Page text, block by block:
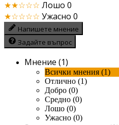
★★☆☆☆ Лошо 0
★☆☆☆☆ Ужасно 0
Напишете мнение
Задайте въпрос
Мнение (1)
Всички мнения (1)
Отлично (1)
Добро (0)
Средно (0)
Лошо (0)
Ужасно (0)